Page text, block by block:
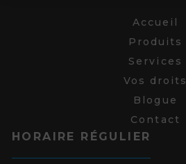
Accueil
Produits
Services
Vos droits
Blogue
Contact
HORAIRE RÉGULIER